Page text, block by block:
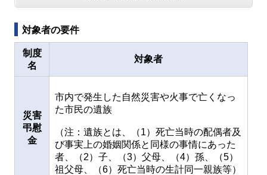
対象者の要件
制度
名
対象者
災害
弔慰
金
市内で発生した自然災害や火事で亡くなっ
た市民の遺族
（注：遺族とは、（1）死亡当時の配偶者及
び事実上の婚姻関係と同様の事情にあった
者、（2）子、（3）父母、（4）孫、（5）
祖父母、（6）死亡当時の生計同一親族等）